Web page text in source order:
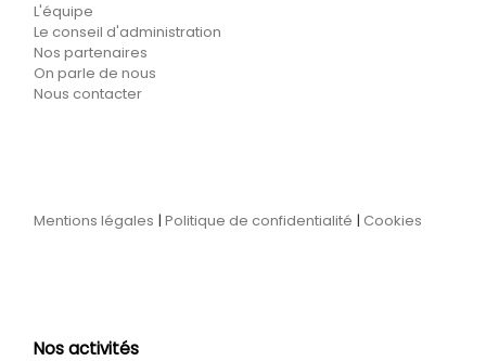
L'équipe
Le conseil d'administration
Nos partenaires
On parle de nous
Nous contacter
Mentions légales |Politique de confidentialité |Cookies
Nos activités